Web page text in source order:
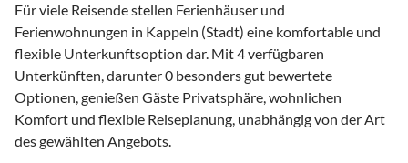
Für viele Reisende stellen Ferienhäuser und
Ferienwohnungen in Kappeln (Stadt) eine komfortable und
flexible Unterkunftsoption dar. Mit 4 verfügbaren
Unterkünften, darunter 0 besonders gut bewertete
Optionen, genießen Gäste Privatsphäre, wohnlichen
Komfort und flexible Reiseplanung, unabhängig von der Art
des gewählten Angebots.